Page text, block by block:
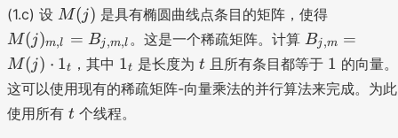
m
b
d
a
/
m
,l
}
:
=
\
(1.c) 设 M
)
M(j) 是具有椭圆曲线点条目的矩阵，使得
)_
{
m
M(j)m,l = Bj ,m,l 。这是一个稀疏矩阵。计算 B
_
{j
,
Bj ,m =
M(j) ⋅ 1t ，其中 1
_
t
1t 是长度为 t
t 且所有条目都等于 1
1 的向量。
这可以使用现有的稀疏矩阵-向量乘法的并行算法来完成。为此
使用所有 t
t 个线程。